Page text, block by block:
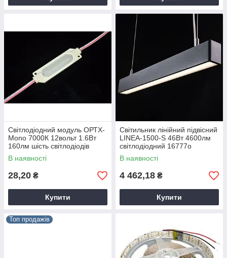
Світлодіодний модуль ОРТХ-
Моnо 7000К 12вольт 1.6Вт
160лм шість світлодіодів
SMD2835 з монолінзою IP65
SWPower
В наявності
28,20 ₴
Купити
Світильник лінійний підвісний
LINEA-1500-S 46Вт 4600лм
світлодіодний 16777о
В наявності
4 462,18 ₴
Купити
Топ продажів